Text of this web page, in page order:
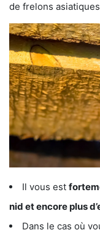
de frelons
Il vous est
nid et encore plus
Dans le cas où